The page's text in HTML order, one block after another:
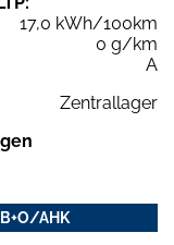
17,0 kWh/100km
0 g/km
A
Zentrallager
AHK